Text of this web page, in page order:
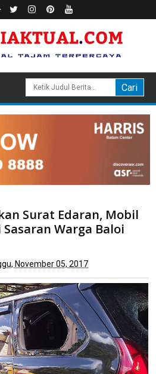
Edaran, Mobil Milik PT. AMB Jadi
Surat Edaran, Mobil
Sasaran Warga Baloi
November 05, 2017